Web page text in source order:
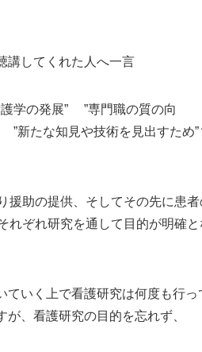
講してくれた人へ一言
護学の発展”
”専門職の質の向
”新たな知見や技術を見出すため”
援助の提供、そしてその先に患
れぞれ研究を通して目的が明確
ていく上で看護研究は何度も行っ
が、看護研究の目的を忘れず、